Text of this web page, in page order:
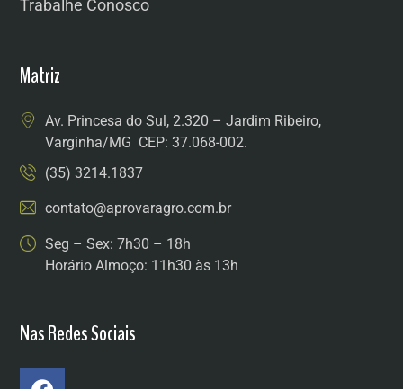
Trabalhe Conosco
Matriz
Av. Princesa do Sul, 2.320 – Jardim Ribeiro,
Varginha/MG CEP: 37.068-002.
(35) 3214.1837
contato@aprovaragro.com.br
Seg – Sex: 7h30 – 18h
Horário Almoço: 11h30 às 13h
Nas Redes Sociais